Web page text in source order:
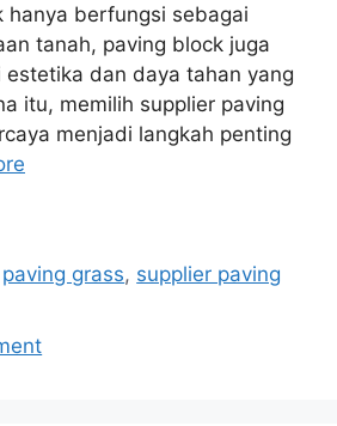
hanya berfungsi sebagai
tanah, paving block juga
estetika dan daya tahan yang
itu, memilih supplier paving
menjadi langkah penting
paving grass, supplier paving